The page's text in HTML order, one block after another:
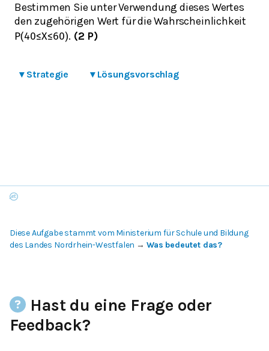
Bestimmen Sie unter Verwendung dieses Wertes
den zugehörigen Wert für die Wahrscheinlichkeit
P(40≤X≤60). (2 P)
▾ Strategie ▾ Lösungsvorschlag
Diese Aufgabe stammt vom Ministerium für Schule und Bildung
des Landes Nordrhein-Westfalen → Was bedeutet das?
Hast du eine Frage oder
Feedback?